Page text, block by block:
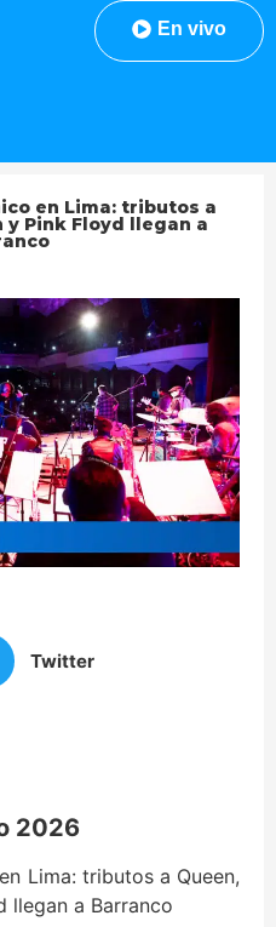
En vivo
en Lima: tributos a
y Pink Floyd llegan a
Twitter
2026
Lima: tributos a Queen,
llegan a Barranco